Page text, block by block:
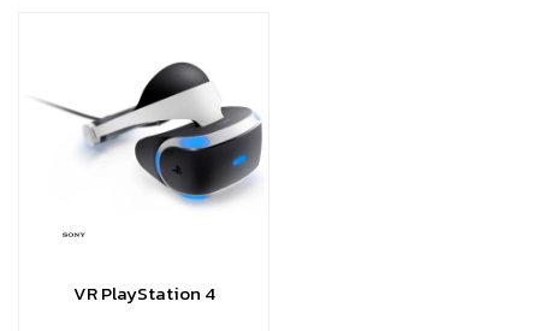
VR PlayStation 4
Accesorios